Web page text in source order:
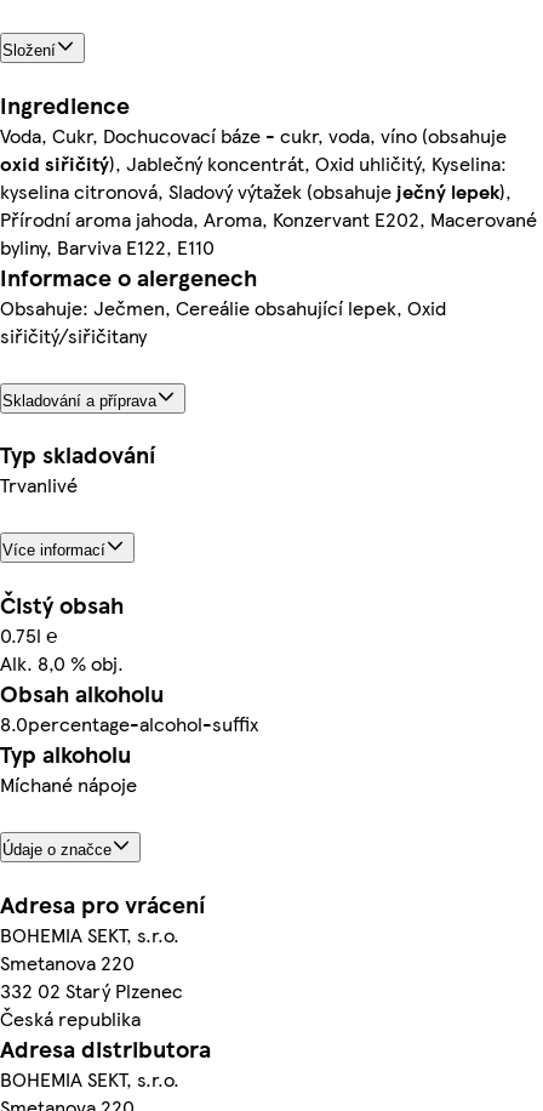
Složení
Ingredience
Voda, Cukr, Dochucovací báze - cukr, voda, víno (obsahuje
oxid siřičitý), Jablečný koncentrát, Oxid uhličitý, Kyselina:
kyselina citronová, Sladový výtažek (obsahuje ječný lepek),
Přírodní aroma jahoda, Aroma, Konzervant E202, Macerované
byliny, Barviva E122, E110
Informace o alergenech
Obsahuje: Ječmen, Cereálie obsahující lepek, Oxid
siřičitý/siřičitany
Skladování a příprava
Typ skladování
Trvanlivé
Více informací
Čistý obsah
0.75l ℮
Alk. 8,0 % obj.
Obsah alkoholu
8.0percentage-alcohol-suffix
Typ alkoholu
Míchané nápoje
Údaje o značce
Adresa pro vrácení
BOHEMIA SEKT, s.r.o.
Smetanova 220
332 02 Starý Plzenec
Česká republika
Adresa distributora
BOHEMIA SEKT, s.r.o.